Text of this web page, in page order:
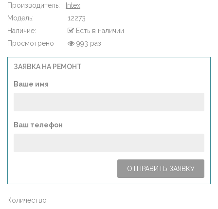
Производитель:
Intex
Модель:
12273
Наличие:
Есть в наличии
Просмотрено
993 раз
ЗАЯВКА НА РЕМОНТ
Ваше имя
Ваш телефон
Количество